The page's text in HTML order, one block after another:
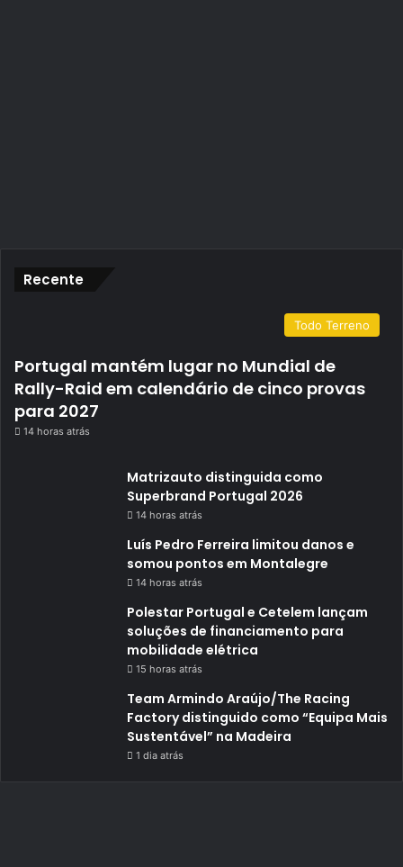
Recente
Todo Terreno
Portugal mantém lugar no Mundial de
Rally-Raid em calendário de cinco provas
para 2027
14 horas atrás
Matrizauto distinguida como
Superbrand Portugal 2026
14 horas atrás
Luís Pedro Ferreira limitou danos e
somou pontos em Montalegre
14 horas atrás
Polestar Portugal e Cetelem lançam
soluções de financiamento para
mobilidade elétrica
15 horas atrás
Team Armindo Araújo/The Racing
Factory distinguido como “Equipa Mais
Sustentável” na Madeira
1 dia atrás